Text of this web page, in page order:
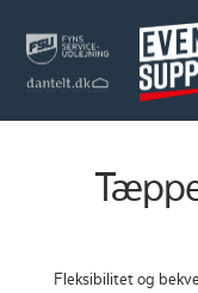
Fleksibilitet og
Vores historie
Billeder
Firmaarrangement